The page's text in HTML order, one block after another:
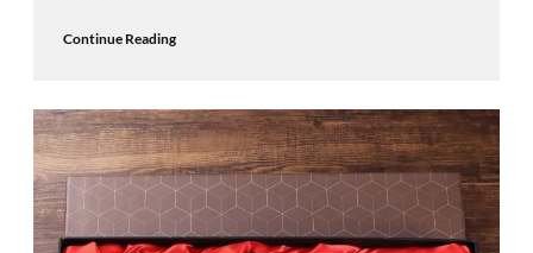
Continue Reading